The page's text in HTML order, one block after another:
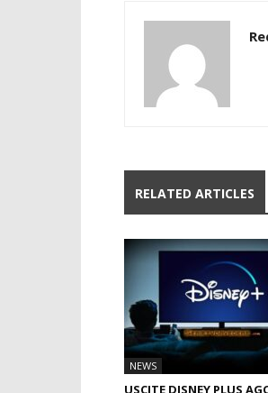
RELATED ARTICLES
NEWS
USCITE DISNEY PLUS